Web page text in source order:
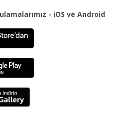
- iOS ve Android